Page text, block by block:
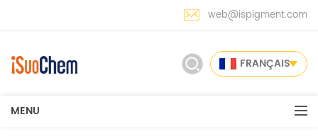
web@ispigment.com
FRANÇAIS
MENU